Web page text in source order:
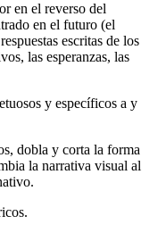
en el reverso del
en el futuro (el
escritas de los
las esperanzas, las
y específicos a y
dobla y corta la forma
la narrativa visual al